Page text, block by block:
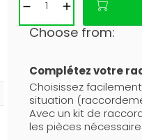
Choose from:
Complétez votre
Choisissez
situation
Avec un kit de
les pièces